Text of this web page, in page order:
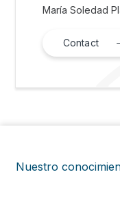
María Soledad
Contact
Nuestro